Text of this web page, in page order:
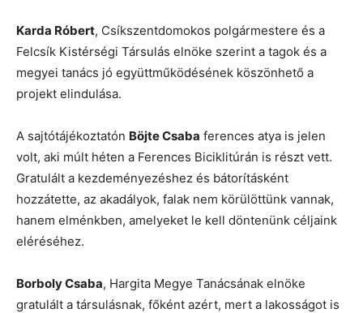
Karda Róbert, Csíkszentdomokos polgármestere és a
Felcsík Kistérségi Társulás elnöke szerint a tagok és a
megyei tanács jó együttműködésének köszönhető a
projekt elindulása.
A sajtótájékoztatón Böjte Csaba ferences atya is jelen
volt, aki múlt héten a Ferences Biciklitúrán is részt vett.
Gratulált a kezdeményezéshez és bátorításként
hozzátette, az akadályok, falak nem körülöttünk vannak,
hanem elménkben, amelyeket le kell döntenünk céljaink
eléréséhez.
Borboly Csaba, Hargita Megye Tanácsának elnöke
gratulált a társulásnak, főként azért, mert a lakosságot is